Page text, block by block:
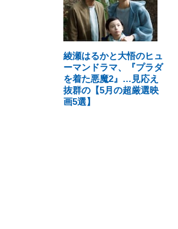
綾瀬はるかと大悟のヒュ
ーマンドラマ、『プラダ
を着た悪魔2』…見応え
抜群の【5月の超厳選映
画5選】